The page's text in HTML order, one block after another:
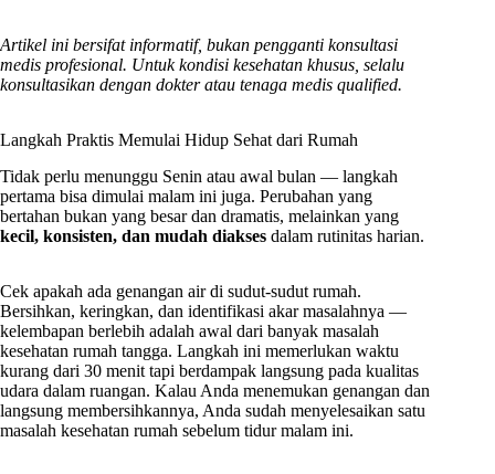
Artikel ini bersifat informatif, bukan pengganti konsultasi
medis profesional. Untuk kondisi kesehatan khusus, selalu
konsultasikan dengan dokter atau tenaga medis qualified.
Langkah Praktis Memulai Hidup Sehat dari Rumah
Tidak perlu menunggu Senin atau awal bulan — langkah
pertama bisa dimulai malam ini juga. Perubahan yang
bertahan bukan yang besar dan dramatis, melainkan yang
kecil, konsisten, dan mudah diakses dalam rutinitas harian.
Cek apakah ada genangan air di sudut-sudut rumah.
Bersihkan, keringkan, dan identifikasi akar masalahnya —
kelembapan berlebih adalah awal dari banyak masalah
kesehatan rumah tangga. Langkah ini memerlukan waktu
kurang dari 30 menit tapi berdampak langsung pada kualitas
udara dalam ruangan. Kalau Anda menemukan genangan dan
langsung membersihkannya, Anda sudah menyelesaikan satu
masalah kesehatan rumah sebelum tidur malam ini.